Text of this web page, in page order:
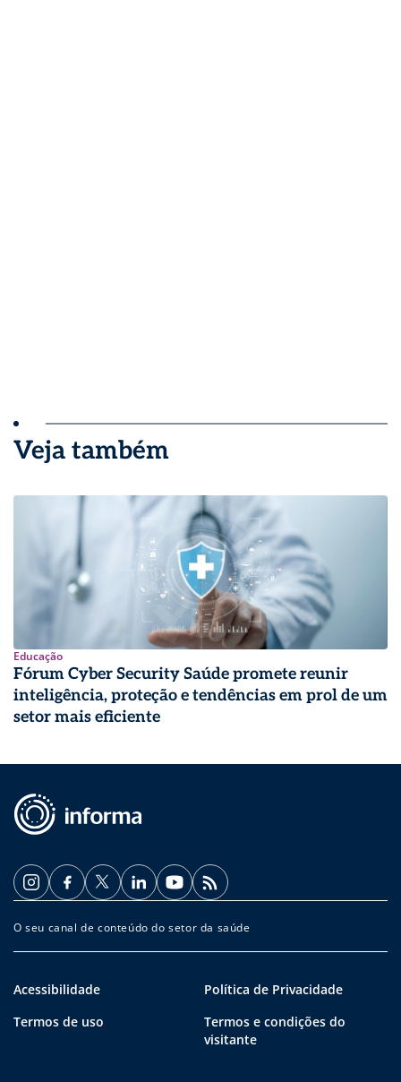
Veja também
Educação
Fórum Cyber Security Saúde promete reunir
inteligência, proteção e tendências em prol de um
setor mais eficiente
O seu canal de conteúdo do setor da saúde
Acessibilidade
Política de Privacidade
Termos de uso
Termos e condições do
visitante